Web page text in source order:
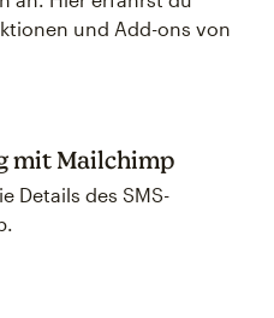
und Add-ons von
mit Mailchimp
Details des SMS-